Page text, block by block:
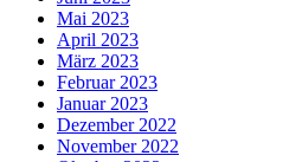
Mai 2023
April 2023
März 2023
Februar 2023
Januar 2023
Dezember 2022
November 2022